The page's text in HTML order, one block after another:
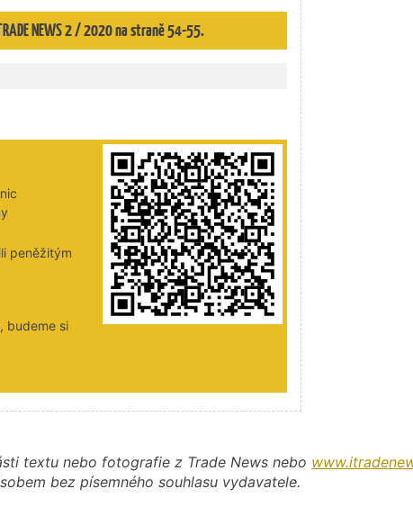
NEWS 2 / 2020 na straně 54-55.
peněžitým
budeme si
textu nebo fotografie z Trade News nebo
bez písemného souhlasu vydavatele.